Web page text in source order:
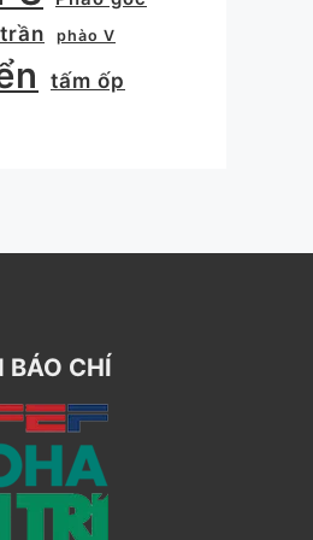
phào V
tấm ốp
BÁO CHÍ